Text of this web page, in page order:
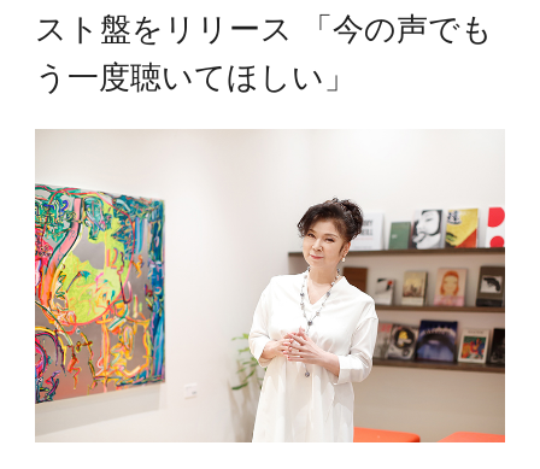
スト盤をリリース 「今の声でも
う一度聴いてほしい」